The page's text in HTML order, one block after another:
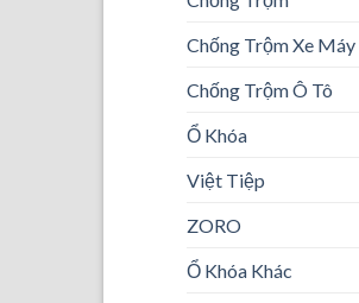
Chống Trộm Xe Máy
Chống Trộm Ô Tô
Ổ Khóa
Việt Tiệp
ZORO
Ổ Khóa Khác